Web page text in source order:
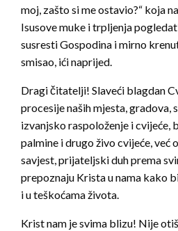
moj, zašto si me ostavio?“ koja
Isusove muke i trpljenja
susresti Gospodina i mirno
smisao, ići naprijed.
Dragi čitatelji! Slaveći blagdan
procesije naših mjesta, gradova,
izvanjsko raspoloženje i cvijeće,
palmine i drugo živo cvijeće, već
savjest, prijateljski duh prema
prepoznaju Krista u nama kako
i u teškoćama života.
Krist nam je svima blizu! Nije